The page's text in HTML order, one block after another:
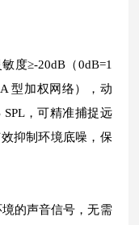
度≥-20dB（0dB=1
型加权网络），动
，可精准捕捉远
抑制环境底噪，保
的声音信号，无需